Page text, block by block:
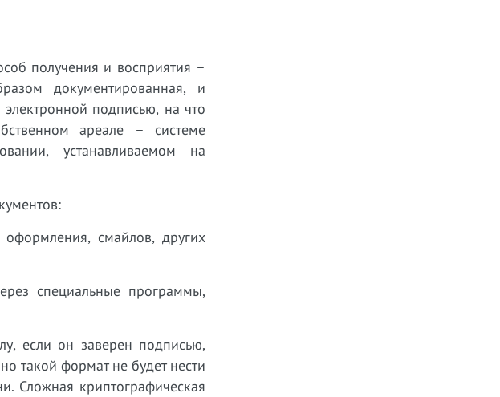
получения и восприятия –
документированная, и
подписью, на что
ареале – системе
устанавливаемом на
смайлов, других
специальные программы,
если он заверен подписью,
такой формат не будет нести
Сложная криптографическая